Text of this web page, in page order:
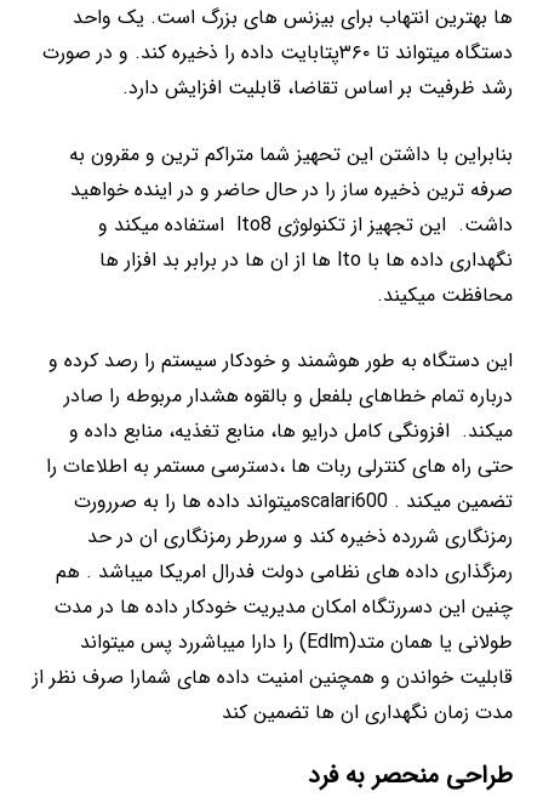
ها بهترین انتهاب برای بیزنس های بزرگ است. یک واحد
دستگاه میتواند تا ۳۶۰پتابایت داده را ذخیره کند. و در صورت
رشد ظرفیت بر اساس تقاضا، قابلیت افزایش دارد.
بنابراین با داشتن این تحهیز شما متراکم ترین و مقرون به
صرفه ترین ذخیره ساز را در حال حاضر و در اینده خواهید
داشت. این تجهیز از تکنولوژی lto8 استفاده میکند و
نگهداری داده ها با lto ها از ان ها در برابر بد افزار ها
محافظت میکیند.
این دستگاه به طور هوشمند و خودکار سیستم را رصد کرده و
درباره تمام خطاهای بلفعل و بالقوه هشدار مربوطه را صادر
میکند. افزونگی کامل درایو ها، منابع تغذیه، منابع داده و
حتی راه های کنترلی ربات ها ،دسترسی مستمر به اطلاعات را
تضمین میکند . scalari600میتواند داده ها را به صررورت
رمزنگاری شررده ذخیره کند و سررطر رمزنگاری ان در حد
رمزگذاری داده های نظامی دولت فدرال امریکا میباشد . هم
چنین این دسررتگاه امکان مدیریت خودکار داده ها در مدت
طولانی یا همان متد(Edlm) را دارا میباشررد پس میتواند
قابلیت خواندن و همچنین امنیت داده های شمارا صرف نظر از
مدت زمان نگهداری ان ها تضمین کند
طراحی منحصر به فرد